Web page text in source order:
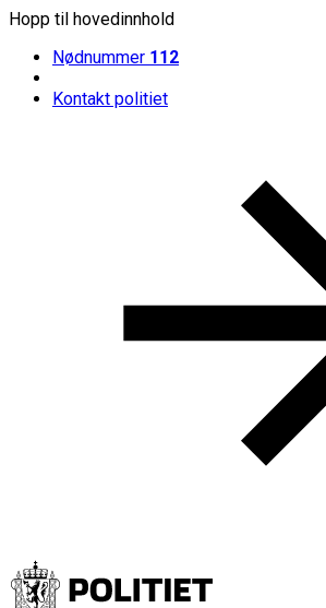
Hopp til hovedinnhold
Nødnummer 112
Kontakt politiet